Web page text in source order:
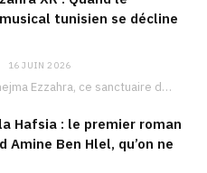
tunisien se décline
16 JUIN 2026
Le palais d’Ennejma Ezzahra, ce sanctuaire de la musique tunisienne et méditerranéenne construit par le…
Hafsia : le premier roman
Amine Ben Hlel, qu’on ne